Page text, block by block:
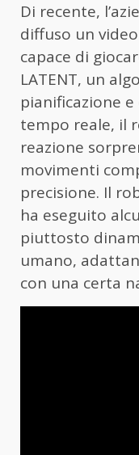
Di recente,
diffuso un
capace di
LATENT, un
pianificazione
tempo reale, il
reazione
movimenti
precisione. Il
ha eseguito
piuttosto
umano,
con una certa